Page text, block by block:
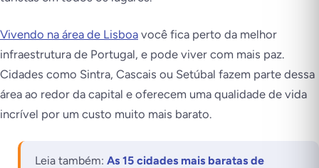
Vivendo na área de Lisboa você fica perto da melhor
infraestrutura de Portugal, e pode viver com mais paz.
Cidades como Sintra, Cascais ou Setúbal fazem parte dessa
área ao redor da capital e oferecem uma qualidade de vida
incrível por um custo muito mais barato.
Leia também: As 15 cidades mais baratas de